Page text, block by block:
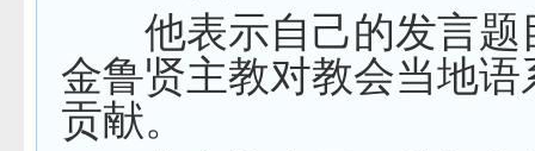
他表示自己的发言题
金鲁贤主教对教会当地语
贡献。